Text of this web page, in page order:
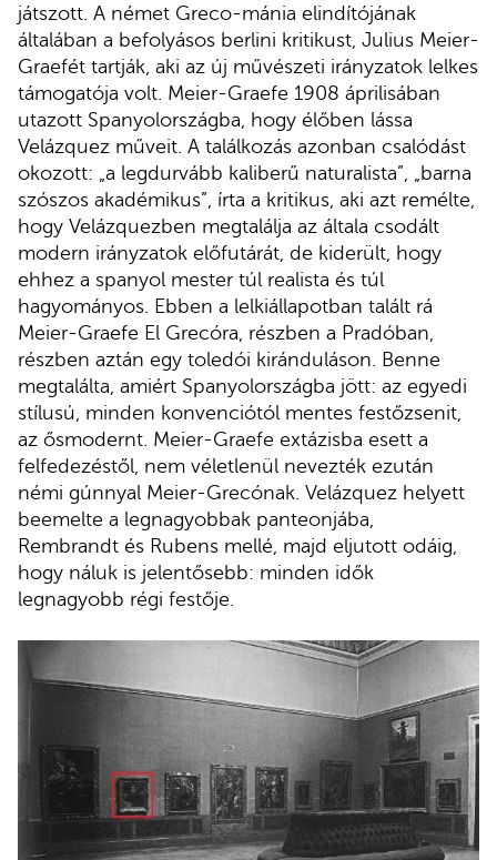
játszott. A német Greco-mánia elindítójának
általában a befolyásos berlini kritikust, Julius Meier-
Graefét tartják, aki az új művészeti irányzatok lelkes
támogatója volt. Meier-Graefe 1908 áprilisában
utazott Spanyolországba, hogy élőben lássa
Velázquez műveit. A találkozás azonban csalódást
okozott: „a legdurvább kaliberű naturalista”, „barna
szószos akadémikus”, írta a kritikus, aki azt remélte,
hogy Velázquezben megtalálja az általa csodált
modern irányzatok előfutárát, de kiderült, hogy
ehhez a spanyol mester túl realista és túl
hagyományos. Ebben a lelkiállapotban talált rá
Meier-Graefe El Grecóra, részben a Pradóban,
részben aztán egy toledói kiránduláson. Benne
megtalálta, amiért Spanyolországba jött: az egyedi
stílusú, minden konvenciótól mentes festőzsenit,
az ősmodernt. Meier-Graefe extázisba esett a
felfedezéstől, nem véletlenül nevezték ezután
némi gúnnyal Meier-Grecónak. Velázquez helyett
beemelte a legnagyobbak panteonjába,
Rembrandt és Rubens mellé, majd eljutott odáig,
hogy náluk is jelentősebb: minden idők
legnagyobb régi festője.